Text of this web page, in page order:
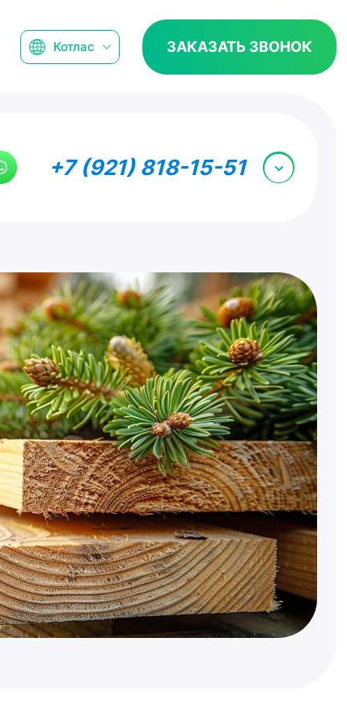
Котлас ЗАКАЗАТЬ ЗВОНОК
+7 (921) 818-15-51